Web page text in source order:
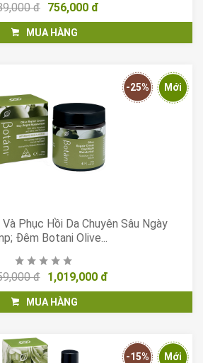
đ 756,000 đ
MUA HÀNG
Phục Hồi Da Chuyên Sâu Ngày
Đêm Botani Olive...
đ 1,019,000 đ
-25% Mới
MUA HÀNG
-15% Mới